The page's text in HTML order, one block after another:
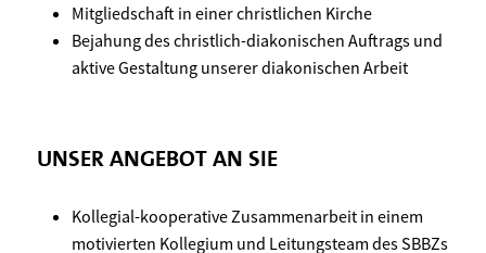
Mitgliedschaft in einer christlichen Kirche
Bejahung des christlich-diakonischen Auftrags und
aktive Gestaltung unserer diakonischen Arbeit
UNSER ANGEBOT AN SIE
Kollegial-kooperative Zusammenarbeit in einem
motivierten Kollegium und Leitungsteam des SBBZs